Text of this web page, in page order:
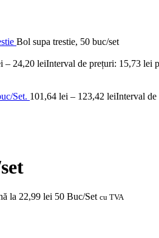
Bol supa trestie, 50 buc/set
– 24,20 leiInterval de prețuri: 15,73 lei
Set. 101,64 lei – 123,42 leiInterval de
la 22,99 lei 50 Buc/Set cu TVA